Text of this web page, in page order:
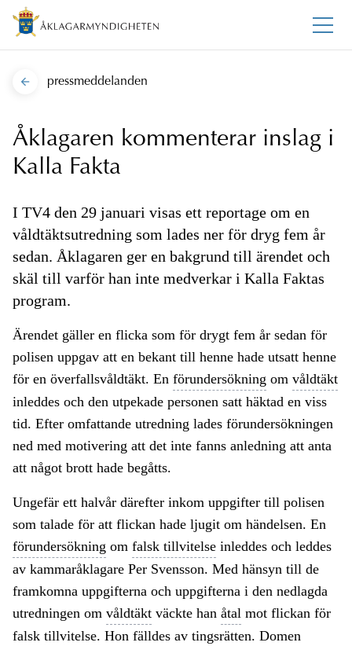
pressmeddelanden
Åklagaren kommenterar inslag i
Kalla Fakta
I TV4 den 29 januari visas ett reportage om en
våldtäktsutredning som lades ner för dryg fem år
sedan. Åklagaren ger en bakgrund till ärendet och
skäl till varför han inte medverkar i Kalla Faktas
program.
Ärendet gäller en flicka som för drygt fem år sedan för
polisen uppgav att en bekant till henne hade utsatt henne
för en överfallsvåldtäkt. En förundersökning om våldtäkt
inleddes och den utpekade personen satt häktad en viss
tid. Efter omfattande utredning lades förundersökningen
ned med motivering att det inte fanns anledning att anta
att något brott hade begåtts.
Ungefär ett halvår därefter inkom uppgifter till polisen
som talade för att flickan hade ljugit om händelsen. En
förundersökning om falsk tillvitelse inleddes och leddes
av kammaråklagare Per Svensson. Med hänsyn till de
framkomna uppgifterna och uppgifterna i den nedlagda
utredningen om våldtäkt väckte han åtal mot flickan för
falsk tillvitelse. Hon fälldes av tingsrätten. Domen